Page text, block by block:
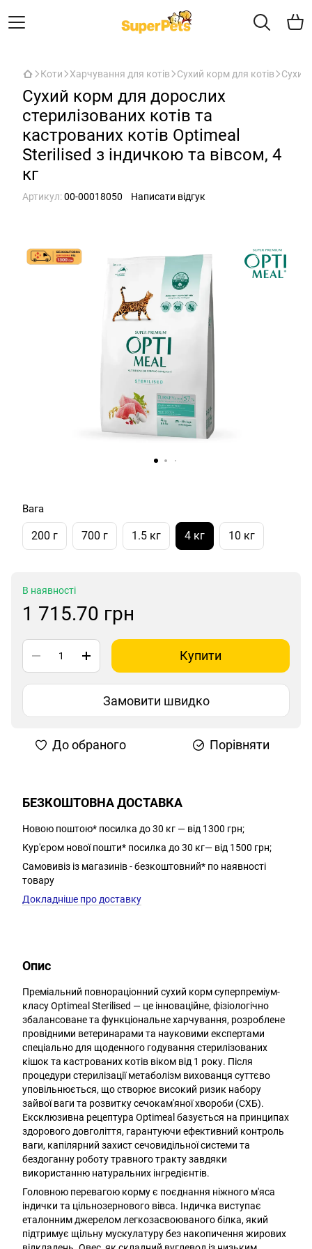
Коти Харчування для котів Сухий корм для котів Сухий
Сухий корм для дорослих
стерилізованих котів та
кастрованих котів Optimeal
Sterilised з індичкою та вівсом, 4
кг
Артикул:00-00018050 Написати відгук
Вага
200 г 700 г 1.5 кг 4 кг 10 кг
В наявності
1 715.70 грн
Купити
Замовити швидко
До обраного Порівняти
БЕЗКОШТОВНА ДОСТАВКА
Новою поштою* посилка до 30 кг — від 1300 грн;
Кур'єром нової пошти* посилка до 30 кг— від 1500 грн;
Самовивіз із магазинів - безкоштовний* по наявності
товару
Докладніше про доставку
Опис
Преміальний повнораціонний сухий корм суперпреміум-
класу Optimeal Sterilised — це інноваційне, фізіологічно
збалансоване та функціональне харчування, розроблене
провідними ветеринарами та науковими експертами
спеціально для щоденного годування стерилізованих
кішок та кастрованих котів віком від 1 року. Після
процедури стерилізації метаболізм вихованця суттєво
уповільнюється, що створює високий ризик набору
зайвої ваги та розвитку сечокам'яної хвороби (СХБ).
Ексклюзивна рецептура Optimeal базується на принципах
здорового довголіття, гарантуючи ефективний контроль
ваги, капілярний захист сечовидільної системи та
бездоганну роботу травного тракту завдяки
використанню натуральних інгредієнтів.
Головною перевагою корму є поєднання ніжного м'яса
індички та цільнозернового вівса. Індичка виступає
еталонним джерелом легкозасвоюваного білка, який
підтримує щільну мускулатуру без накопичення жирових